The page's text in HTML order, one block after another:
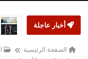
أخبار عاجلة
الصفحة الرئيسية